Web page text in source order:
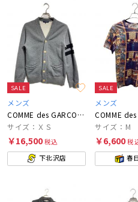
SALE
メンズ
COMME des GARCONS HOMME
サイズ：ＸＳ
￥16,500税込
下北沢店
SALE
メンズ
サイズ：M
￥6,600税
春